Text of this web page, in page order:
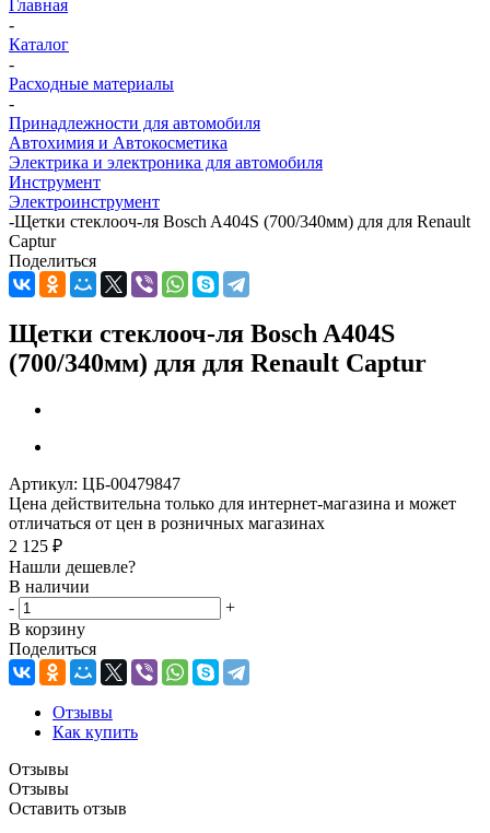
Главная
-
Каталог
-
Расходные материалы
-
Принадлежности для автомобиля
Автохимия и Автокосметика
Электрика и электроника для автомобиля
Инструмент
Электроинструмент
-Щетки стеклооч-ля Bosch A404S (700/340мм) для для Renault
Captur
Поделиться
Щетки стеклооч-ля Bosch A404S
(700/340мм) для для Renault Captur
Артикул: ЦБ-00479847
Цена действительна только для интернет-магазина и может
отличаться от цен в розничных магазинах
2 125 ₽
Нашли дешевле?
В наличии
-
+
В корзину
Поделиться
Отзывы
Как купить
Отзывы
Отзывы
Оставить отзыв